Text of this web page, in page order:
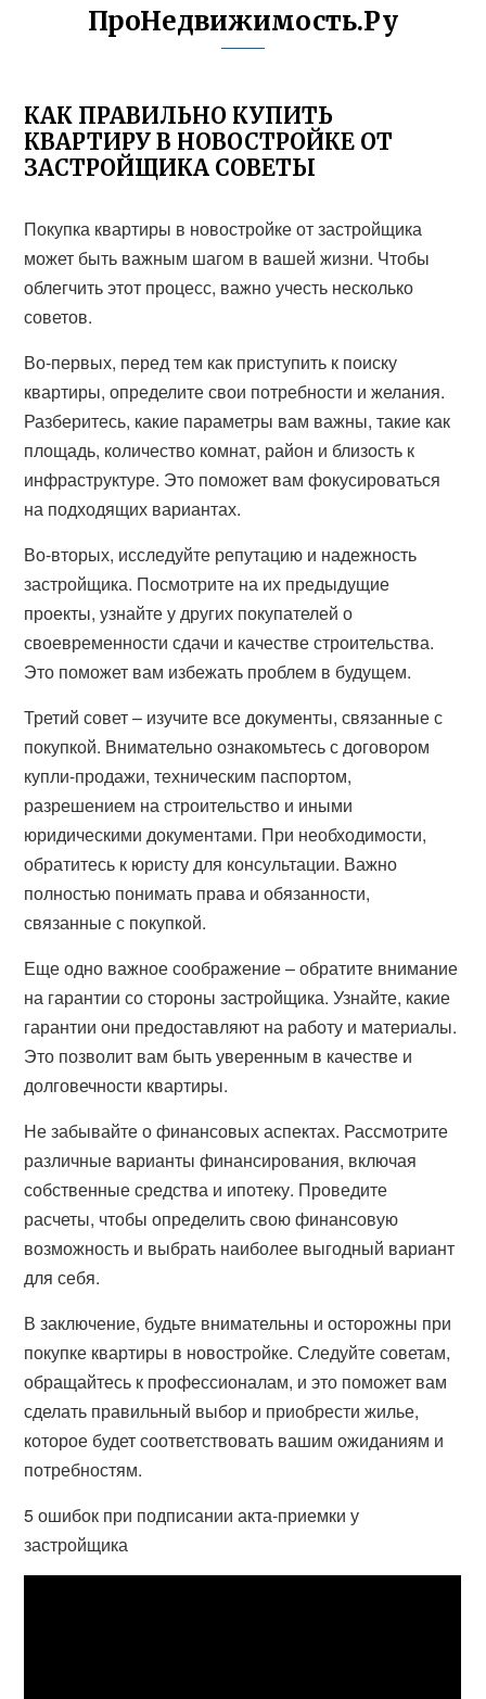
ПроНедвижимость.Ру
КАК ПРАВИЛЬНО КУПИТЬ
КВАРТИРУ В НОВОСТРОЙКЕ ОТ
ЗАСТРОЙЩИКА СОВЕТЫ
Покупка квартиры в новостройке от застройщика
может быть важным шагом в вашей жизни. Чтобы
облегчить этот процесс, важно учесть несколько
советов.
Во-первых, перед тем как приступить к поиску
квартиры, определите свои потребности и желания.
Разберитесь, какие параметры вам важны, такие как
площадь, количество комнат, район и близость к
инфраструктуре. Это поможет вам фокусироваться
на подходящих вариантах.
Во-вторых, исследуйте репутацию и надежность
застройщика. Посмотрите на их предыдущие
проекты, узнайте у других покупателей о
своевременности сдачи и качестве строительства.
Это поможет вам избежать проблем в будущем.
Третий совет – изучите все документы, связанные с
покупкой. Внимательно ознакомьтесь с договором
купли-продажи, техническим паспортом,
разрешением на строительство и иными
юридическими документами. При необходимости,
обратитесь к юристу для консультации. Важно
полностью понимать права и обязанности,
связанные с покупкой.
Еще одно важное соображение – обратите внимание
на гарантии со стороны застройщика. Узнайте, какие
гарантии они предоставляют на работу и материалы.
Это позволит вам быть уверенным в качестве и
долговечности квартиры.
Не забывайте о финансовых аспектах. Рассмотрите
различные варианты финансирования, включая
собственные средства и ипотеку. Проведите
расчеты, чтобы определить свою финансовую
возможность и выбрать наиболее выгодный вариант
для себя.
В заключение, будьте внимательны и осторожны при
покупке квартиры в новостройке. Следуйте советам,
обращайтесь к профессионалам, и это поможет вам
сделать правильный выбор и приобрести жилье,
которое будет соответствовать вашим ожиданиям и
потребностям.
5 ошибок при подписании акта-приемки у
застройщика